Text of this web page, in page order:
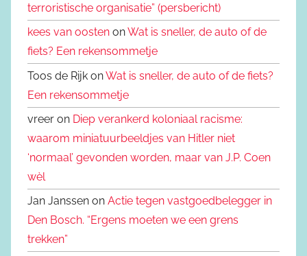
terroristische organisatie” (persbericht)
kees van oosten onWat is sneller, de auto of de
fiets? Een rekensommetje
Toos de Rijk onWat is sneller, de auto of de fiets?
Een rekensommetje
vreer on Diep verankerd koloniaal racisme:
waarom miniatuurbeeldjes van Hitler niet
‘normaal’ gevonden worden, maar van J.P. Coen
wèl
Jan Janssen on Actie tegen vastgoedbelegger in
Den Bosch. “Ergens moeten we een grens
trekken”